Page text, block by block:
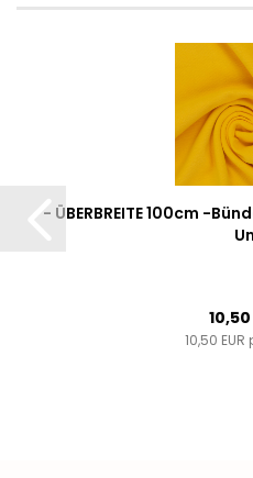
- ÜBERBREITE 100cm -
10,50
10,50 EUR